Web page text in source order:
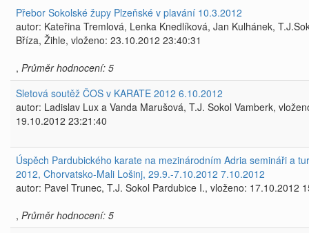
Přebor Sokolské župy Plzeňské v plavání 10.3.2012
autor: Kateřina Tremlová, Lenka Knedlíková, Jan Kulhánek,
Bříza, Žihle, vloženo: 23.10.2012 23:40:31
, Průměr hodnocení: 5
Sletová soutěž ČOS v KARATE 2012 6.10.2012
autor: Ladislav Lux a Vanda Marušová, T.J. Sokol Vamberk,
19.10.2012 23:21:40
Úspěch Pardubického karate na mezinárodním Adria semináři a
2012, Chorvatsko-Mali Lošinj, 29.9.-7.10.2012 7.10.2012
autor: Pavel Trunec, T.J. Sokol Pardubice I., vloženo: 17.10.2012
, Průměr hodnocení: 5